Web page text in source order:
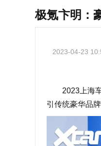
极氪卞明：
2023-04-23
2023上海车
引传统豪华品